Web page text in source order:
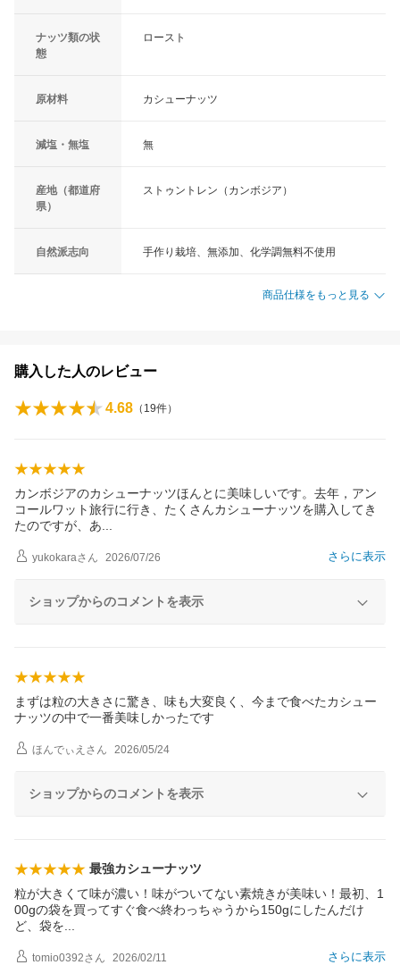
ナッツ類の状
態
ロースト
原材料 カシューナッツ
減塩・無塩 無
産地（都道府
県）
ストゥントレン（カンボジア）
自然派志向 手作り栽培、無添加、化学調無料不使用
商品仕様をもっと見る
購入した人のレビュー
4.68 （ 19件）
カンボジアのカシューナッツほんとに美味しいです。去年，アン
コールワット旅行に行き、たくさんカシューナッツを購入してき
たのですが、 あ
さらに表示
yukokaraさん 2026/07/26
ショップからのコメントを表示
まずは粒の大きさに驚き、味も大変良く、今まで食べたカシュー
ナッツの中で一番美味しかったです
ほんでぃえ さん 2026/05/24
ショップからのコメントを表示
最強カシューナッツ
粒が大きくて味が濃い！味がついてない素焼きが美味い！最初、1
00gの袋を買ってすぐ食べ終わっちゃうから150gにしたんだけ
ど、袋を
さらに表示
tomio0392さん 2026/02/11